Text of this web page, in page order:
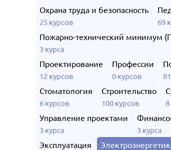
Охрана труда и безопасность
25 курсов 69
Пожарно-технический минимум
3 курса
Проектирование
12 курсов
Профессии
0 курсов
Стоматология
6 курсов
Строительство
100 курсов
Управление проектами
3 курса 3 курса
Эксплуатация